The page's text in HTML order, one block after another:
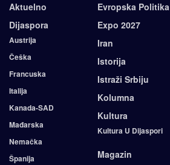
Aktuelno
Dijaspora
Austrija
Češka
Francuska
Italija
Kanada-SAD
Mađarska
Nemačka
Španija
Evropska Politika
Expo 2027
Iran
Istorija
Istraži Srbiju
Kolumna
Kultura
Kultura U Dijaspori
Magazin